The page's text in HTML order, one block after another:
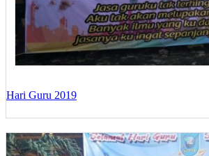
Hari Guru 2019